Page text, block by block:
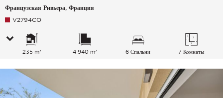
Французская Ривьера, Франция
V2794CO
235 m² 4 940 m² 6 Спальни 7 Комнаты